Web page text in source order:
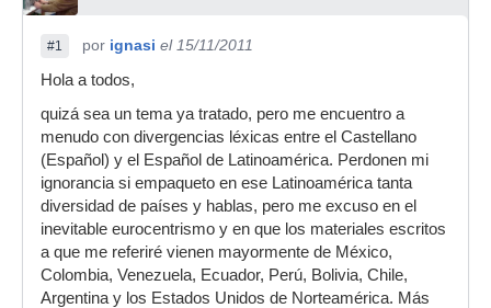
#1 por ignasi el 15/11/2011
Hola a todos,
quizá sea un tema ya tratado, pero me encuentro a
menudo con divergencias léxicas entre el Castellano
(Español) y el Español de Latinoamérica. Perdonen mi
ignorancia si empaqueto en ese Latinoamérica tanta
diversidad de países y hablas, pero me excuso en el
inevitable eurocentrismo y en que los materiales escritos
a que me referiré vienen mayormente de México,
Colombia, Venezuela, Ecuador, Perú, Bolivia, Chile,
Argentina y los Estados Unidos de Norteamérica. Más